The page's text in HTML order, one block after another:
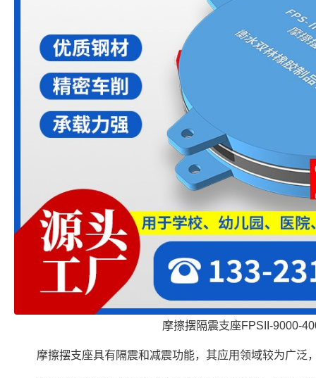
摩擦摆隔震支座FPSII-9000-
摩擦摆支座具有隔震和减震功能，其应用领域较为广泛